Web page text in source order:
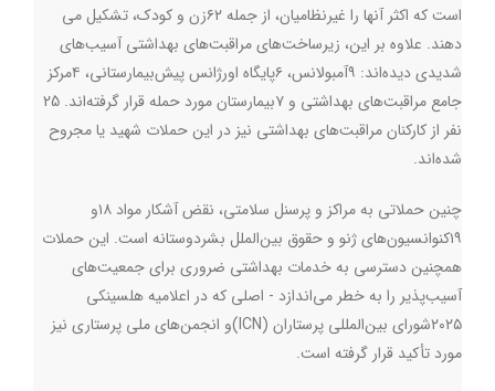
است که اکثر آنها را غیرنظامیان، از جمله ۶۲زن و کودک، تشکیل می
دهند. علاوه بر این، زیرساخت‌های مراقبت‌های بهداشتی آسیب‌های
شدیدی دیده‌اند: ۹آمبولانس، ۶پایگاه اورژانس پیش‌بیمارستانی، ۴مرکز
جامع مراقبت‌های بهداشتی و ۷بیمارستان مورد حمله قرار گرفته‌اند. 25
نفر از کارکنان مراقبت‌های بهداشتی نیز در این حملات شهید یا مجروح
شده‌اند.
چنین حملاتی به مراکز و پرسنل سلامتی، نقض آشکار مواد ۱۸و
۱۹کنوانسیون‌های ژنو و حقوق بین‌الملل بشردوستانه است. این حملات
همچنین دسترسی به خدمات بهداشتی ضروری برای جمعیت‌های
آسیب‌پذیر را به خطر می‌اندازد - اصلی که در اعلامیه هلسینکی
۲۰۲۵شورای بین‌المللی پرستاران
(ICN)و انجمن‌های ملی پرستاری نیز
مورد تأکید قرار گرفته است.